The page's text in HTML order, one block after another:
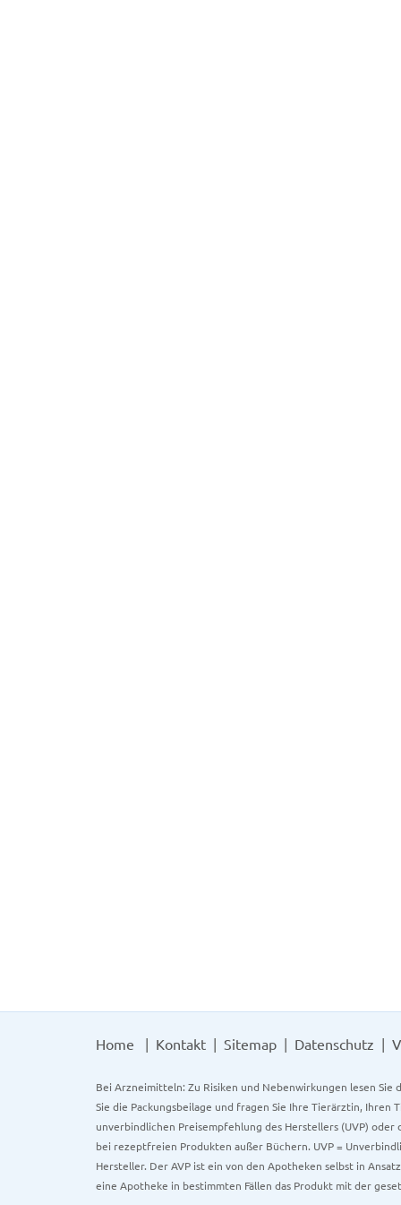
Home Kontakt Sitemap Datenschutz
Bei Arzneimitteln: Zu Risiken und Nebenwirkungen lesen
Sie die Packungsbeilage und fragen Sie Ihre Tierärztin,
unverbindlichen Preisempfehlung des Herstellers (UVP)
bei rezeptfreien Produkten außer Büchern. UVP =
Hersteller. Der AVP ist ein von den Apotheken selbst in
eine Apotheke in bestimmten Fällen das Produkt mit der